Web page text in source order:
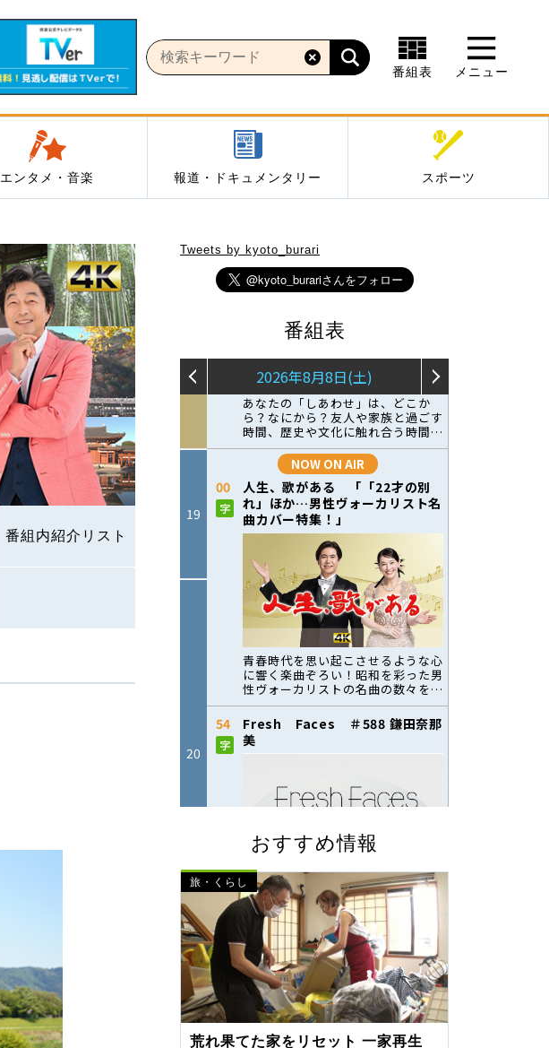
番組表 メニュー
エンタメ・音楽 報道・ドキュメンタリー スポーツ
番組内紹介リスト
Tweets by kyoto_burari
番組表
おすすめ情報
旅・くらし
荒れ果てた家をリセット 一家再生